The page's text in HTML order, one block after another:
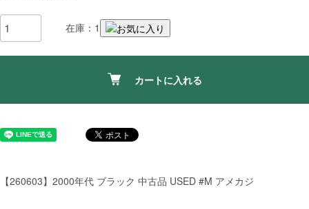
在庫：1
カートに入れる
【260603】2000年代 ブラック 中古品 USED #M アメカジ